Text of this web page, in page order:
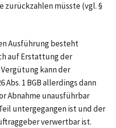
zurückzahlen müsste (vgl. §
Ausführung besteht
auf Erstattung der
kann der
Abs. 1 BGB allerdings dann
Abnahme unausführbar
untergegangen ist und der
verwertbar ist.